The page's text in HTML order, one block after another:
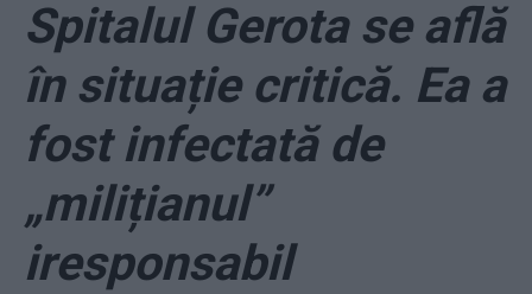
Spitalul Gerota se află
în situație critică. Ea a
fost infectată de
„milițianul”
iresponsabil